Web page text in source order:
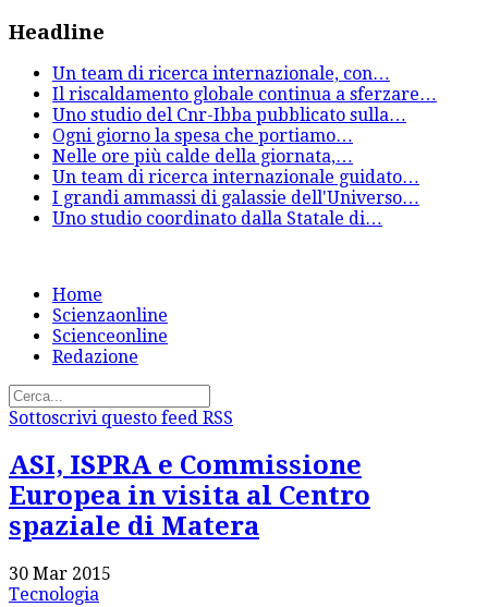
Headline
Un team di ricerca internazionale, con…
Il riscaldamento globale continua a sferzare…
Uno studio del Cnr-Ibba pubblicato sulla…
Ogni giorno la spesa che portiamo…
Nelle ore più calde della giornata,…
Un team di ricerca internazionale guidato…
I grandi ammassi di galassie dell'Universo…
Uno studio coordinato dalla Statale di…
Home
Scienzaonline
Scienceonline
Redazione
Sottoscrivi questo feed RSS
ASI, ISPRA e Commissione
Europea in visita al Centro
spaziale di Matera
30 Mar 2015
Tecnologia